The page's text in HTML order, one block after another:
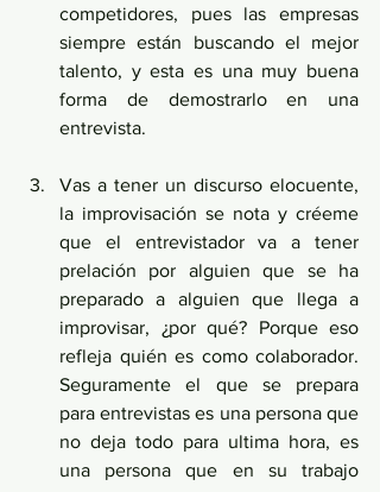
competidores, pues las empresas
siempre están buscando el mejor
talento, y esta es una muy buena
forma de demostrarlo en una
entrevista.
Vas a tener un discurso elocuente,
la improvisación se nota y créeme
que el entrevistador va a tener
prelación por alguien que se ha
preparado a alguien que llega a
improvisar, ¿por qué? Porque eso
refleja quién es como colaborador.
Seguramente el que se prepara
para entrevistas es una persona que
no deja todo para ultima hora, es
una persona que en su trabajo